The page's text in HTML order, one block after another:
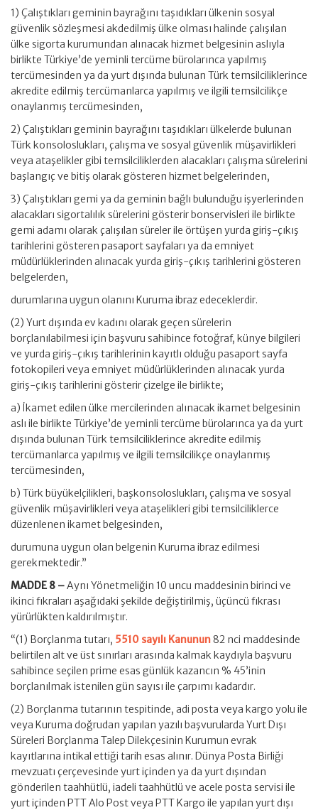
1) Çalıştıkları geminin bayrağını taşıdıkları ülkenin sosyal
güvenlik sözleşmesi akdedilmiş ülke olması halinde çalışılan
ülke sigorta kurumundan alınacak hizmet belgesinin aslıyla
birlikte Türkiye’de yeminli tercüme bürolarınca yapılmış
tercümesinden ya da yurt dışında bulunan Türk temsilciliklerince
akredite edilmiş tercümanlarca yapılmış ve ilgili temsilcilikçe
onaylanmış tercümesinden,
2) Çalıştıkları geminin bayrağını taşıdıkları ülkelerde bulunan
Türk konsoloslukları, çalışma ve sosyal güvenlik müşavirlikleri
veya ataşelikler gibi temsilciliklerden alacakları çalışma sürelerini
başlangıç ve bitiş olarak gösteren hizmet belgelerinden,
3) Çalıştıkları gemi ya da geminin bağlı bulunduğu işyerlerinden
alacakları sigortalılık sürelerini gösterir bonservisleri ile birlikte
gemi adamı olarak çalışılan süreler ile örtüşen yurda giriş-çıkış
tarihlerini gösteren pasaport sayfaları ya da emniyet
müdürlüklerinden alınacak yurda giriş-çıkış tarihlerini gösteren
belgelerden,
durumlarına uygun olanını Kuruma ibraz edeceklerdir.
(2) Yurt dışında ev kadını olarak geçen sürelerin
borçlanılabilmesi için başvuru sahibince fotoğraf, künye bilgileri
ve yurda giriş-çıkış tarihlerinin kayıtlı olduğu pasaport sayfa
fotokopileri veya emniyet müdürlüklerinden alınacak yurda
giriş-çıkış tarihlerini gösterir çizelge ile birlikte;
a) İkamet edilen ülke mercilerinden alınacak ikamet belgesinin
aslı ile birlikte Türkiye’de yeminli tercüme bürolarınca ya da yurt
dışında bulunan Türk temsilciliklerince akredite edilmiş
tercümanlarca yapılmış ve ilgili temsilcilikçe onaylanmış
tercümesinden,
b) Türk büyükelçilikleri, başkonsoloslukları, çalışma ve sosyal
güvenlik müşavirlikleri veya ataşelikleri gibi temsilciliklerce
düzenlenen ikamet belgesinden,
durumuna uygun olan belgenin Kuruma ibraz edilmesi
gerekmektedir.”
MADDE 8 –Aynı Yönetmeliğin 10 uncu maddesinin birinci ve
ikinci fıkraları aşağıdaki şekilde değiştirilmiş, üçüncü fıkrası
yürürlükten kaldırılmıştır.
“(1) Borçlanma tutarı, 5510 sayılı Kanunun82 nci maddesinde
belirtilen alt ve üst sınırları arasında kalmak kaydıyla başvuru
sahibince seçilen prime esas günlük kazancın % 45’inin
borçlanılmak istenilen gün sayısı ile çarpımı kadardır.
(2) Borçlanma tutarının tespitinde, adi posta veya kargo yolu ile
veya Kuruma doğrudan yapılan yazılı başvurularda Yurt Dışı
Süreleri Borçlanma Talep Dilekçesinin Kurumun evrak
kayıtlarına intikal ettiği tarih esas alınır. Dünya Posta Birliği
mevzuatı çerçevesinde yurt içinden ya da yurt dışından
gönderilen taahhütlü, iadeli taahhütlü ve acele posta servisi ile
yurt içinden PTT Alo Post veya PTT Kargo ile yapılan yurt dışı